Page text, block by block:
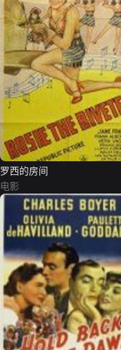
罗西的房间
电影